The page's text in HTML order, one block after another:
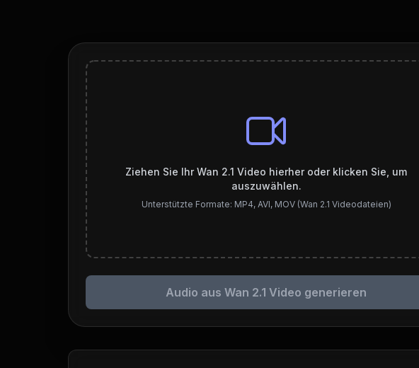
Ziehen Sie Ihr Wan 2.1 Video hierher oder klicken Sie, um
auszuwählen.
Unterstützte Formate: MP4, AVI, MOV (Wan 2.1 Videodateien)
Audio aus Wan 2.1 Video generieren